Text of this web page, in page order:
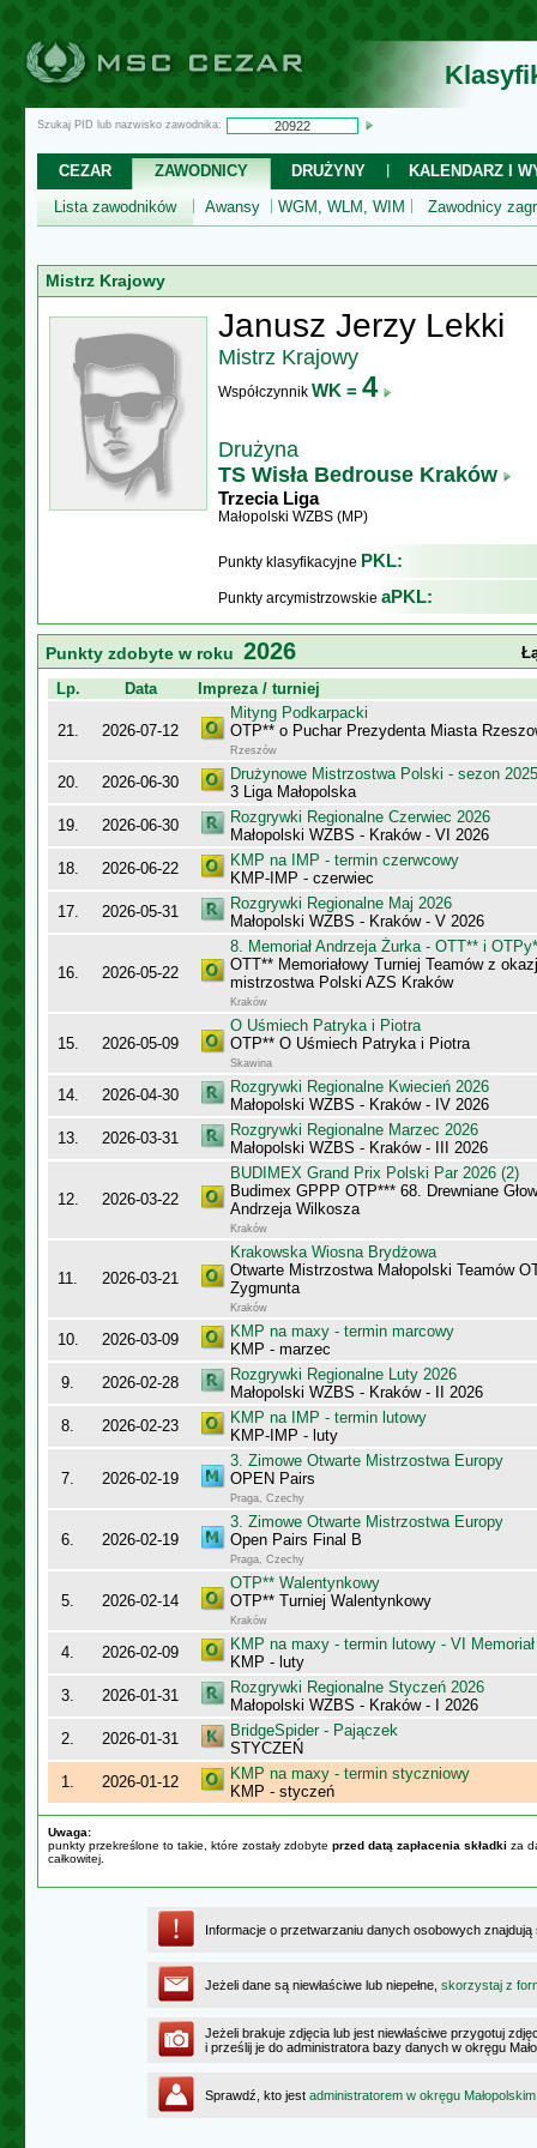
Szukaj PID lub nazwisko zawodnika:
CEZAR ZAWODNICY DRUŻYNY
KALENDARZ I
Lista zawodników
Awansy WGM, WLM, WIM Zawodnicy
Mistrz Krajowy
Janusz Jerzy Lekki
Mistrz Krajowy
Współczynnik WK = 4
Drużyna
TS Wisła Bedrouse Kraków
Trzecia Liga
Małopolski WZBS (MP)
Punkty klasyfikacyjne PKL:
Punkty arcymistrzowskie aPKL:
Punkty zdobyte w roku 2026
Lp.
Data Impreza / turniej
21. 2026-07-12
Mityng Podkarpacki
OTP** o Puchar Prezydenta Miasta
Rzeszów
20. 2026-06-30
Drużynowe Mistrzostwa Polski - sezon
3 Liga Małopolska
19.
2026-06-30
Rozgrywki Regionalne Czerwiec 2026
Małopolski WZBS - Kraków - VI 2026
18.
2026-06-22
KMP na IMP - termin czerwcowy
KMP-IMP - czerwiec
17.
2026-05-31
Rozgrywki Regionalne Maj 2026
Małopolski WZBS - Kraków - V 2026
16. 2026-05-22
8. Memoriał Andrzeja Żurka - OTT** i
OTT** Memoriałowy Turniej Teamów z
mistrzostwa Polski AZS Kraków
Kraków
15. 2026-05-09
O Uśmiech Patryka i Piotra
OTP** O Uśmiech Patryka i Piotra
Skawina
14. 2026-04-30
Rozgrywki Regionalne Kwiecień 2026
Małopolski WZBS - Kraków - IV 2026
13.
2026-03-31
Rozgrywki Regionalne Marzec 2026
Małopolski WZBS - Kraków - III 2026
12. 2026-03-22
BUDIMEX Grand Prix Polski Par 2026 (2)
Budimex GPPP OTP*** 68. Drewniane
Andrzeja Wilkosza
Kraków
11. 2026-03-21
Krakowska Wiosna Brydżowa
Otwarte Mistrzostwa Małopolski Teamów
Zygmunta
Kraków
10. 2026-03-09
KMP na maxy - termin marcowy
KMP - marzec
9.
2026-02-28
Rozgrywki Regionalne Luty 2026
Małopolski WZBS - Kraków - II 2026
8.
2026-02-23
KMP na IMP - termin lutowy
KMP-IMP - luty
7. 2026-02-19
3. Zimowe Otwarte Mistrzostwa Europy
OPEN Pairs
Praga, Czechy
6. 2026-02-19
3. Zimowe Otwarte Mistrzostwa Europy
Open Pairs Final B
Praga, Czechy
5. 2026-02-14
OTP** Walentynkowy
OTP** Turniej Walentynkowy
Kraków
4. 2026-02-09
KMP na maxy - termin lutowy - VI
KMP - luty
3.
2026-01-31
Rozgrywki Regionalne Styczeń 2026
Małopolski WZBS - Kraków - I 2026
2.
2026-01-31
BridgeSpider - Pajączek
STYCZEŃ
1.
2026-01-12
KMP na maxy - termin styczniowy
KMP - styczeń
Uwaga:
punkty przekreślone to takie, które zostały zdobyte przed datą zapłacenia składki za
całkowitej.
Informacje o przetwarzaniu danych osobowych
Jeżeli dane są niewłaściwe lub niepełne, skorzystaj z
Jeżeli brakuje zdjęcia lub jest niewłaściwe przygotuj
i prześlij je do administratora bazy danych w okręgu
Sprawdź, kto jest administratorem w okręgu Małopolskim